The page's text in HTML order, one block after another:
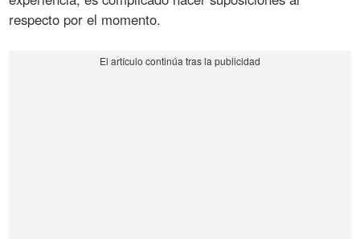
respecto por el momento.